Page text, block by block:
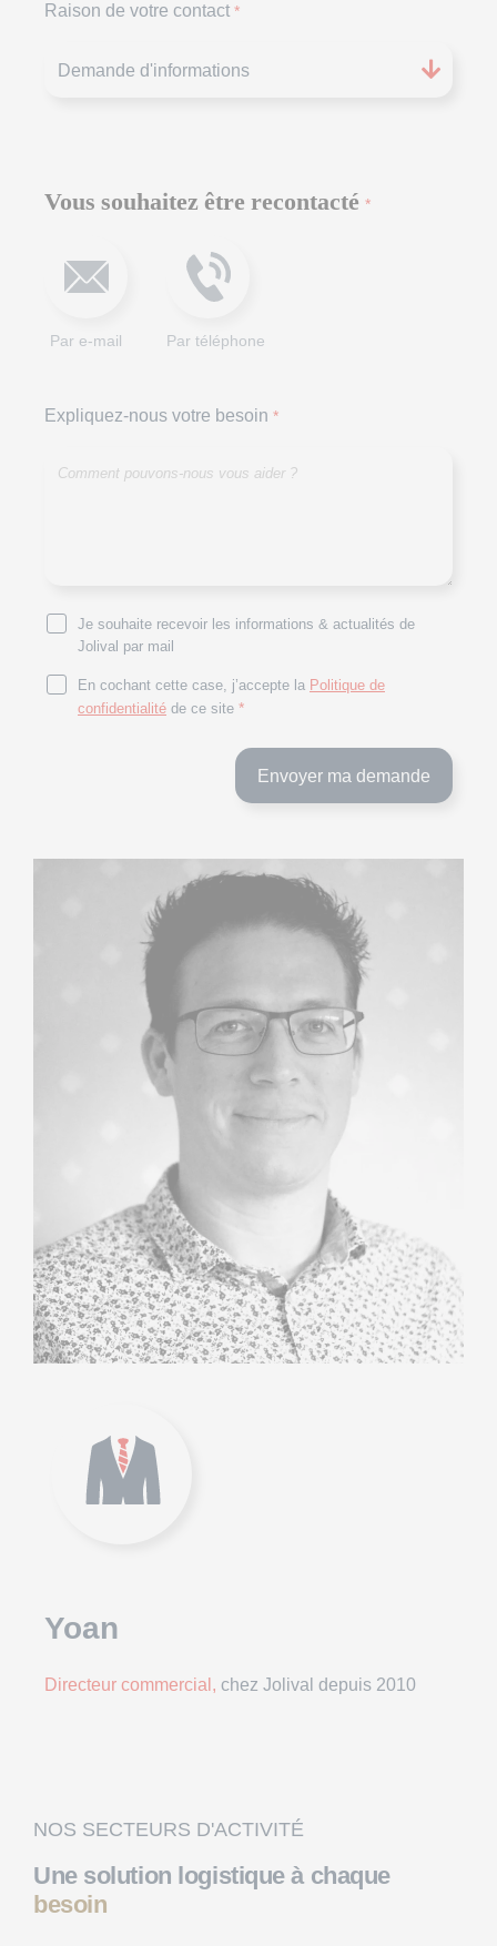
Raison de votre contact *
Vous souhaitez être recontacté *
Par e-mail Par téléphone
Expliquez-nous votre besoin *
Je souhaite recevoir les informations & actualités de
Jolival par mail
En cochant cette case, j’accepte la Politique de
confidentialité de ce site *
Yoan
Directeur commercial, chez Jolival depuis 2010
NOS SECTEURS D'ACTIVITÉ
Une solution logistiqueà chaque
besoin